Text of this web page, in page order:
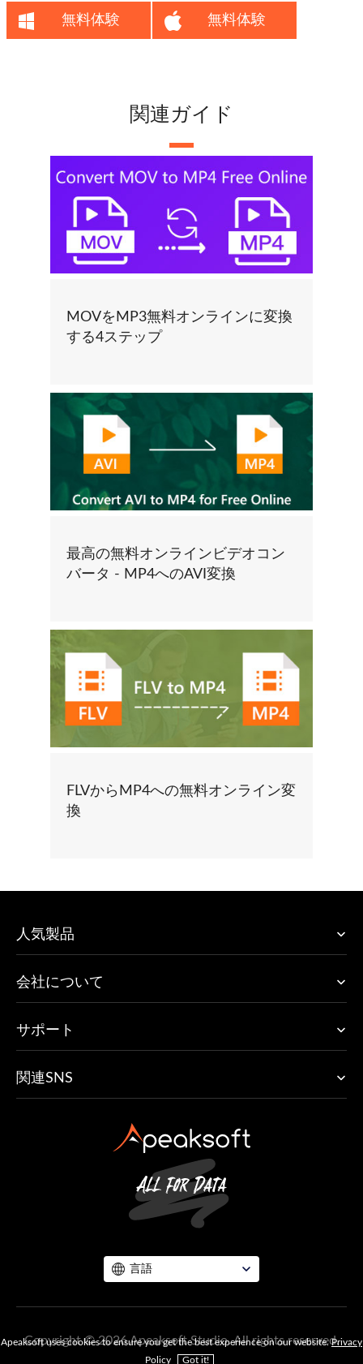
無料体験 無料体験
関連ガイド
MOVをMP3無料オンラインに変換
する4ステップ
最高の無料オンラインビデオコン
バータ - MP4へのAVI変換
FLVからMP4への無料オンライン変
換
人気製品
会社について
サポート
関連SNS
言語
Copyright © 2026 Apeaksoft Studio. All rights reserved.
Apeaksoft uses cookies to ensure you get the best experience on our website.Privacy
Policy
Got it!